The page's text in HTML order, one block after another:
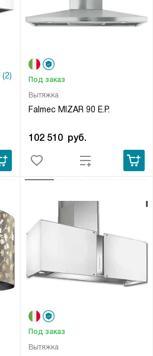
(2)
Вытяжка
Falmec MIZAR 90 E.P.
Под заказ
102 510 руб.
Вытяжка
Под заказ